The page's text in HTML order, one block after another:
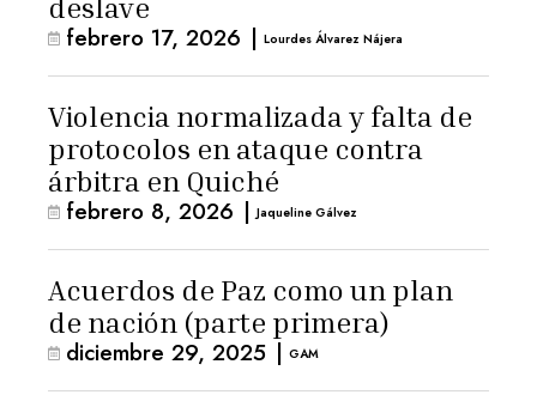
deslave
febrero 17, 2026 | Lourdes Álvarez Nájera
Violencia normalizada y falta de
protocolos en ataque contra
árbitra en Quiché
febrero 8, 2026 | Jaqueline Gálvez
Acuerdos de Paz como un plan
de nación (parte primera)
diciembre 29, 2025 | GAM